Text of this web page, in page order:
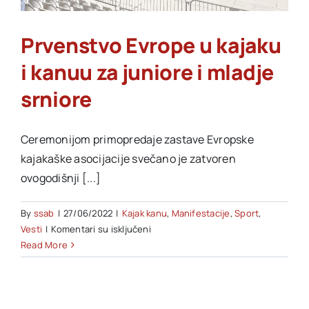
Akti SSAB
Kontakt
Prvenstvo Evrope u kajaku
i kanuu za juniore i mladje
srniore
Ceremonijom primopredaje zastave Evropske
kajakaške asocijacije svečano je zatvoren
ovogodišnji [...]
By ssab | 27/06/2022 | Kajak kanu, Manifestacije,Sport,
Vesti | Komentari su isključenina
Evrope
Read More